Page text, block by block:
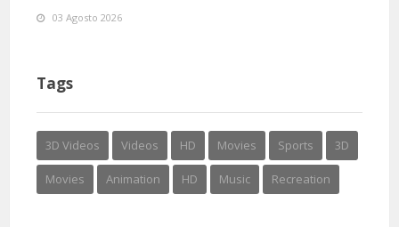
03 Agosto 2026
Tags
3D Videos Videos HD Movies Sports 3D
Movies Animation HD Music Recreation